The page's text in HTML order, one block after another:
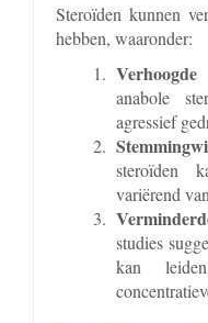
Steroïden kunnen
hebben, waaronder:
Verhoogde
anabole
agressief
steroïden
variërend
studies
kan